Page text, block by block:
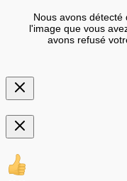
Nous avons
l'image que vous
avons refusé